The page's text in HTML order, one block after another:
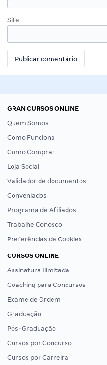
Site
GRAN CURSOS ONLINE
Quem Somos
Como Funciona
Como Comprar
Loja Social
Validador de documentos
Conveniados
Programa de Afiliados
Trabalhe Conosco
Preferências de Cookies
CURSOS ONLINE
Assinatura Ilimitada
Coaching para Concursos
Exame de Ordem
Graduação
Pós-Graduação
Cursos por Concurso
Cursos por Carreira